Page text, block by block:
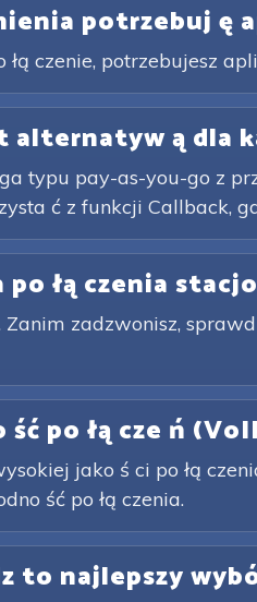
potrzebuj ę
czenie, potrzebujesz
alternatyw ą
typu pay-as-you-go z
ć z funkcji Callback,
po łą czenia
Zanim zadzwonisz,
po łą cze ń
jako ś ci po łą
ść po łą czenia.
to najlepszy